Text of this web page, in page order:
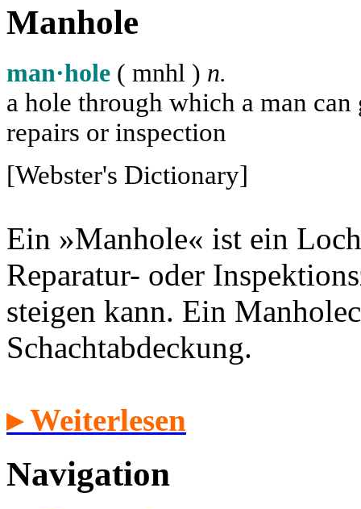
Manhole
man·hole ( mnhl ) n.
a hole through which a man
repairs or inspection
[Webster's Dictionary]
Ein »Manhole« ist ein
Reparatur- oder
steigen kann. Ein
Schachtabdeckung.
▸ Weiterlesen
Navigation